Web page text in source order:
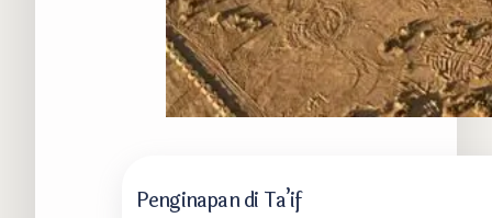
Penginapan di Ta’if